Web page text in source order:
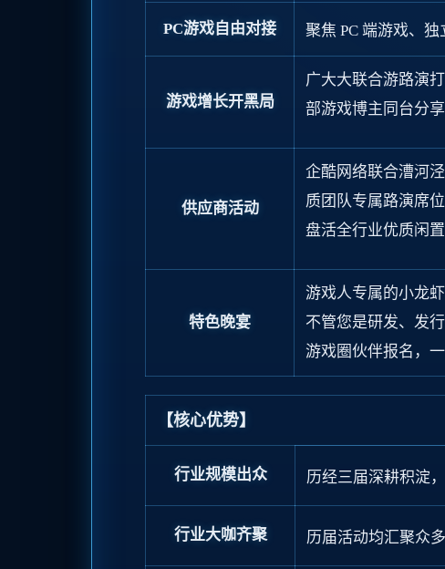
PC游戏自由对接 聚焦 PC 端游戏、
游戏增长开黑局
广大大联合游路演
部游戏博主同台分
供应商活动
企酷网络联合漕河
质团队专属路演席
盘活全行业优质闲
特色晚宴
游戏人专属的小龙
不管您是研发、发
游戏圈伙伴报名，一
【核心优势】
行业规模出众 历经三届深耕积淀
行业大咖齐聚 历届活动均汇聚众